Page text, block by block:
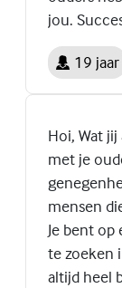
jou.
19 jaar
Hoi, Wat
met je
mensen
Je bent
te zoeken
altijd heel